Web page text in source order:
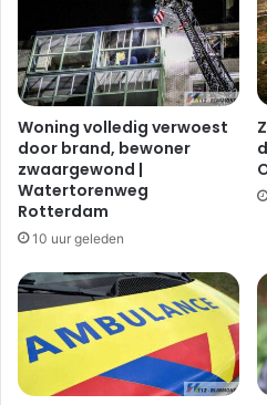
Woning volledig verwoest
door brand, bewoner
zwaargewond |
Watertorenweg
Rotterdam
10 uur geleden